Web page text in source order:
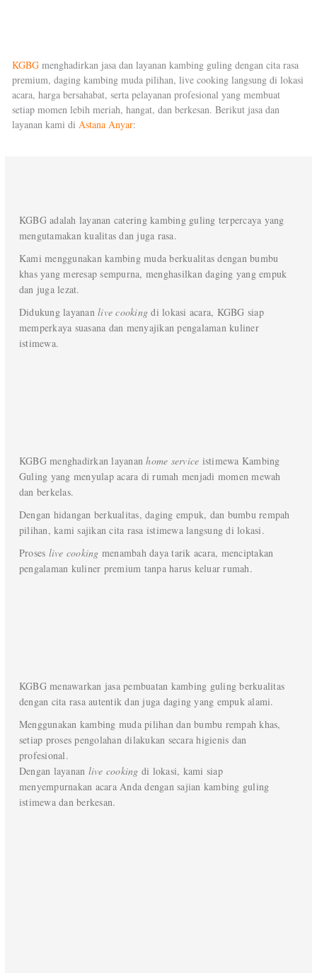
KGBGmenghadirkan jasa dan layanan kambing guling dengan cita rasa
premium, daging kambing muda pilihan, live cooking langsung di lokasi
acara, harga bersahabat, serta pelayanan profesional yang membuat
setiap momen lebih meriah, hangat, dan berkesan. Berikut jasa dan
layanan kami di Astana Anyar:
KGBG adalah layanan catering kambing guling terpercaya yang
mengutamakan kualitas dan juga rasa.
Kami menggunakan kambing muda berkualitas dengan bumbu
khas yang meresap sempurna, menghasilkan daging yang empuk
dan juga lezat.
Didukung layananlive cooking di lokasi acara, KGBG siap
memperkaya suasana dan menyajikan pengalaman kuliner
istimewa.
KGBG menghadirkan layananhome service istimewa Kambing
Guling yang menyulap acara di rumah menjadi momen mewah
dan berkelas.
Dengan hidangan berkualitas, daging empuk, dan bumbu rempah
pilihan, kami sajikan cita rasa istimewa langsung di lokasi.
Proses live cooking menambah daya tarik acara, menciptakan
pengalaman kuliner premium tanpa harus keluar rumah.
KGBG menawarkan jasa pembuatan kambing guling berkualitas
dengan cita rasa autentik dan juga daging yang empuk alami.
Menggunakan kambing muda pilihan dan bumbu rempah khas,
setiap proses pengolahan dilakukan secara higienis dan
profesional.
Dengan layanan live cooking di lokasi, kami siap
menyempurnakan acara Anda dengan sajian kambing guling
istimewa dan berkesan.